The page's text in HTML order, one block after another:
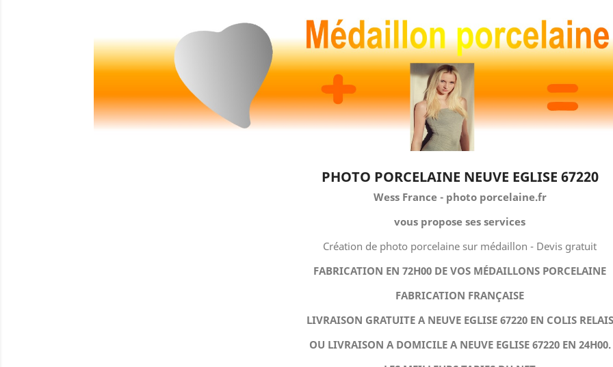
PHOTO PORCELAINE NEUVE EGLISE 67220
Wess France - photo porcelaine.fr
vous propose ses services
Création de photo porcelaine sur médaillon - Devis gratuit
FABRICATION EN 72H00 DE VOS MÉDAILLONS PORCELAINE
FABRICATION FRANÇAISE
LIVRAISON GRATUITE A NEUVE EGLISE 67220 EN COLIS RELAIS
OU LIVRAISON A DOMICILE A NEUVE EGLISE 67220 EN 24H00.